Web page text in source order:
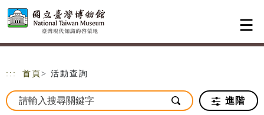
跳到主要內容
網站導覽
::: 首頁 > 活動查詢
進階